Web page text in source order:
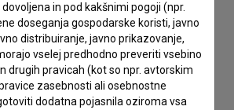
in pod kakšnimi pogoji (npr.
doseganja gospodarske koristi, javno
distribuiranje, javno prikazovanje,
vselej predhodno preveriti vsebino
drugih pravicah (kot so npr. avtorskim
zasebnosti ali osebnostne
dodatna pojasnila oziroma vsa